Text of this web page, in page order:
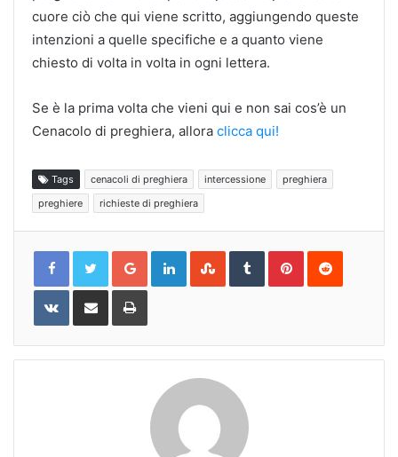
cuore ciò che qui viene scritto, aggiungendo queste
intenzioni a quelle specifiche e a quanto viene
chiesto di volta in volta in ogni lettera.
Se è la prima volta che vieni qui e non sai cos’è un
Cenacolo di preghiera, allora clicca qui!
Tags cenacoli di preghiera intercessione
preghiera
preghiere
richieste di preghiera
Google+LinkedInStumbleUpon
TumblrPinterestReddit
VKontakteShare
Email
Print